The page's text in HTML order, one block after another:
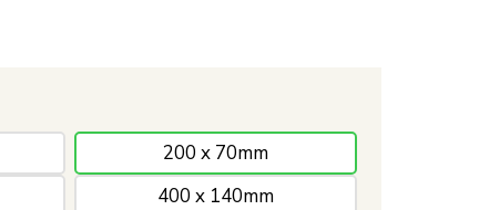
200 x 70mm
400 x 140mm